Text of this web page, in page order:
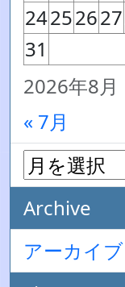
2026年8月
24252627
31
« 7月
Archive
アーカイブ